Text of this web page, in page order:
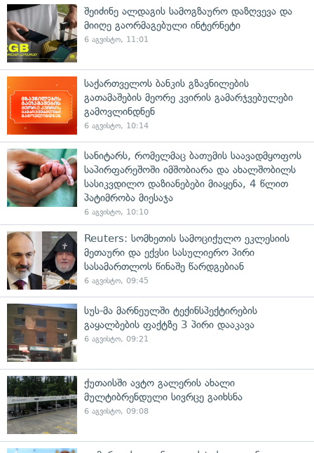
შეიძინე ალდაგის სამოგზაურო დაზღვევა და
მიიღე გაორმაგებული ინტერნეტი
6 აგვისტო, 11:01
საქართველოს ბანკის გზავნილების
გათამაშების მეორე კვირის გამარჯვებულები
გამოვლინდნენ
6 აგვისტო, 10:14
სანიტარს, რომელმაც ბათუმის საავადმყოფოს
საპირფარეშოში იმშობიარა და ახალშობილს
სასიკვდილო დაზიანებები მიაყენა, 4 წლით
პატიმრობა მიესაჯა
6 აგვისტო, 10:10
Reuters: სომხეთის სამოციქულო ეკლესიის
მეთაური და ექვსი სასულიერო პირი
სასამართლოს წინაშე წარდგებიან
6 აგვისტო, 09:45
სუს-მა მარნეულში ტექინსპექტირების
გაყალბების ფაქტზე 3 პირი დააკავა
6 აგვისტო, 09:21
ქუთაისში ავტო გალერის ახალი
მულტიბრენდული სივრცე გაიხსნა
6 აგვისტო, 09:08